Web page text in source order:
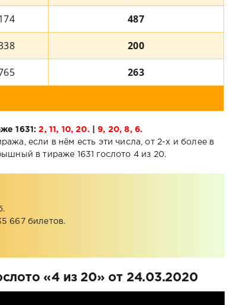
487
200
263
1631:2, 11, 10, 20.|9, 20, 8, 6.
если в нём есть эти числа, от 2-х и более в
в тираже 1631 гослото 4 из 20.
667 билетов.
«4 из 20» от 24.03.2020